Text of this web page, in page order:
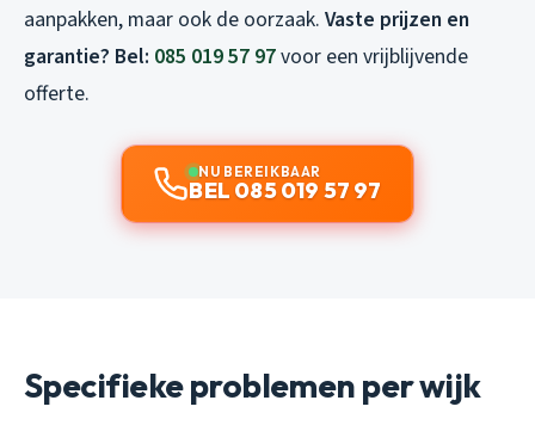
aanpakken, maar ook de oorzaak. Vaste prijzen en
garantie? Bel: 085 019 57 97voor een vrijblijvende
offerte.
NU BEREIKBAAR
BEL 085 019 57 97
Specifieke problemen per wijk